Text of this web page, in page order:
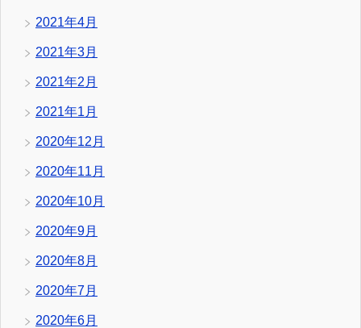
2021年4月
2021年3月
2021年2月
2021年1月
2020年12月
2020年11月
2020年10月
2020年9月
2020年8月
2020年7月
2020年6月